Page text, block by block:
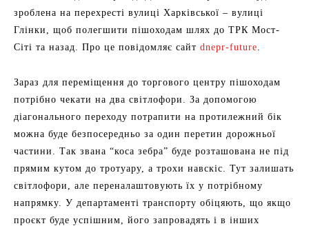
зроблена на перехресті вулиці Харківської – вулиці
Глінки, щоб полегшити пішоходам шлях до ТРК Мост-
Сіті та назад. Про це повідомляє сайт dnepr-future.
Зараз для переміщення до торгового центру пішоходам
потрібно чекати на два світлофори. За допомогою
діагонального переходу потрапити на протилежний бік
можна буде безпосередньо за один перетин дорожньої
частини. Так звана “коса зебра” буде розташована не під
прямим кутом до тротуару, а трохи навскіс. Тут залишать
світлофори, але переналаштовують їх у потрібному
напрямку. У департаменті транспорту обіцяють, що якщо
проєкт буде успішним, його запровадять і в інших